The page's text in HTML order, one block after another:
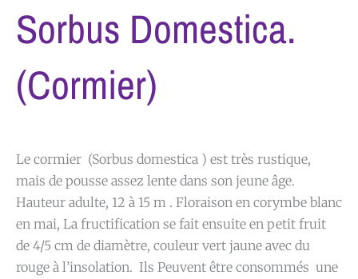
Sorbus Domestica.
(Cormier)
Le cormier (Sorbus domestica ) est très rustique,
mais de pousse assez lente dans son jeune âge.
Hauteur adulte, 12 à 15 m . Floraison en corymbe blanc
en mai, La fructification se fait ensuite en petit fruit
de 4/5 cm de diamètre, couleur vert jaune avec du
rouge à l’insolation. Ils Peuvent être consommés une